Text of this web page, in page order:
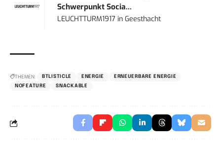
Schwerpunkt Socia...
LEUCHTTURM1917 inGeesthacht
THEMEN: BTLISTICLE ENERGIE
ERNEUERBARE ENERGIE
NOFEATURE
SNACKABLE